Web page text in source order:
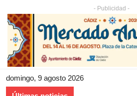
- Publicidad -
domingo, 9 agosto 2026